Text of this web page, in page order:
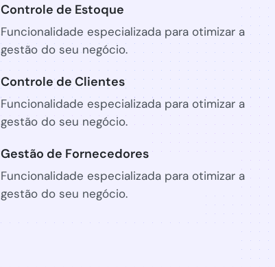
Controle de Estoque
Funcionalidade especializada para otimizar a
gestão do seu negócio.
Controle de Clientes
Funcionalidade especializada para otimizar a
gestão do seu negócio.
Gestão de Fornecedores
Funcionalidade especializada para otimizar a
gestão do seu negócio.